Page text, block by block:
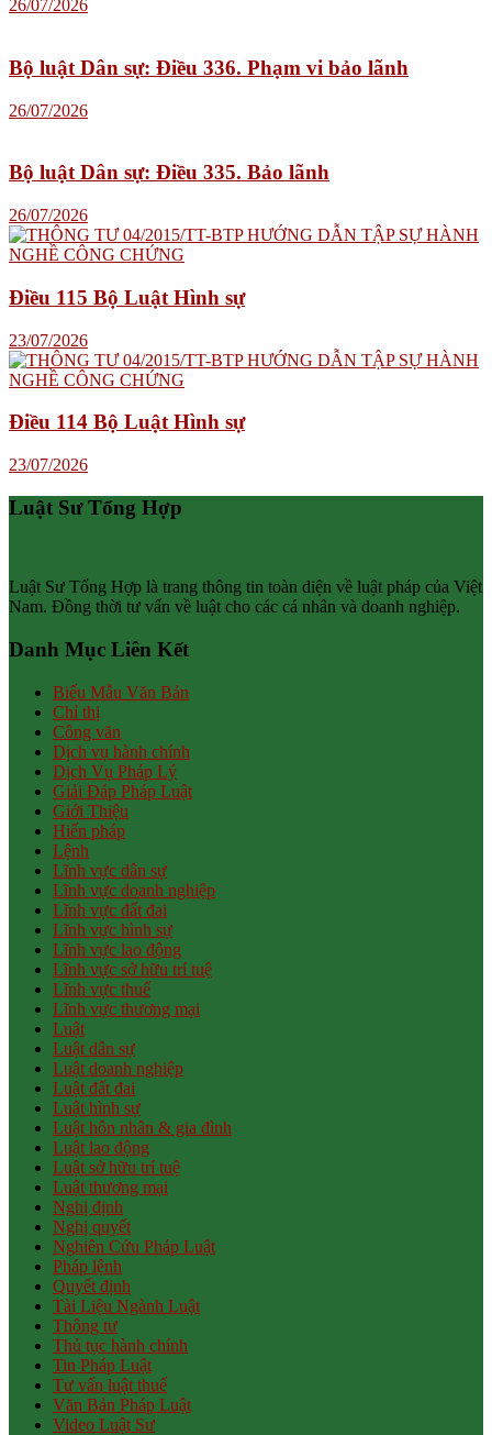
26/07/2026
Bộ luật Dân sự: Điều 336. Phạm vi bảo lãnh
26/07/2026
Bộ luật Dân sự: Điều 335. Bảo lãnh
26/07/2026
Điều 115 Bộ Luật Hình sự
23/07/2026
Điều 114 Bộ Luật Hình sự
23/07/2026
Luật Sư Tổng Hợp
Luật Sư Tổng Hợp là trang thông tin toàn diện về luật pháp của Việt
Nam. Đồng thời tư vấn về luật cho các cá nhân và doanh nghiệp.
Danh Mục Liên Kết
Biểu Mẫu Văn Bản
Chỉ thị
Công văn
Dịch vụ hành chính
Dịch Vụ Pháp Lý
Giải Đáp Pháp Luật
Giới Thiệu
Hiến pháp
Lệnh
Lĩnh vực dân sự
Lĩnh vực doanh nghiệp
Lĩnh vực đất đai
Lĩnh vực hình sự
Lĩnh vực lao động
Lĩnh vực sở hữu trí tuệ
Lĩnh vực thuế
Lĩnh vực thương mại
Luật
Luật dân sự
Luật doanh nghiệp
Luật đất đai
Luật hình sự
Luật hôn nhân & gia đình
Luật lao động
Luật sở hữu trí tuệ
Luật thương mại
Nghị định
Nghị quyết
Nghiên Cứu Pháp Luật
Pháp lệnh
Quyết định
Tài Liệu Ngành Luật
Thông tư
Thủ tục hành chính
Tin Pháp Luật
Tư vấn luật thuế
Văn Bản Pháp Luật
Video Luật Sư